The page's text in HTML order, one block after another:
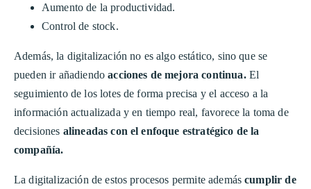
Aumento de la productividad.
Control de stock.
Además, la digitalización no es algo estático, sino que se
pueden ir añadiendoacciones de mejora continua. El
seguimiento de los lotes de forma precisa y el acceso a la
información actualizada y en tiempo real, favorece la toma de
decisiones alineadas con el enfoque estratégico de la
compañía.
La digitalización de estos procesos permite ademáscumplir de